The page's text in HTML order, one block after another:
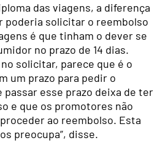
das viagens, a diferença
poderia solicitar o reembolso
é que tinham o dever se
no prazo de 14 dias.
solicitar, parece que é o
um prazo para pedir o
passar esse prazo deixa de ter
e que os promotores não
ao reembolso. Esta
preocupa”, disse.